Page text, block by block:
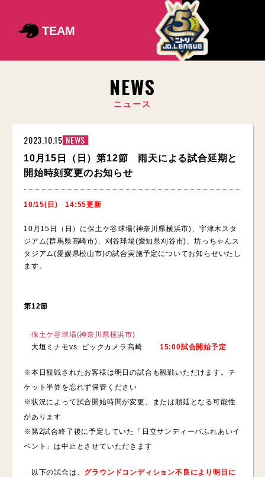
TEAM
NEWS
ニュース
2023.10.15 NEWS
10月15日（日）第12節 雨天による試合延期と
開始時刻変更のお知らせ
10/15(日) 14:55更新
10月15日（日）に保土ケ谷球場(神奈川県横浜市)、宇津木スタ
ジアム(群馬県高崎市)、刈谷球場(愛知県刈谷市)、坊っちゃんス
タジアム(愛媛県松山市)の試合実施予定についてお知らせいたし
ます。
第12節
保土ケ谷球場(神奈川県横浜市)
大垣ミナモvs. ビックカメラ高崎
15:00試合開始予定
※本日観戦されたお客様は明日の試合も観戦いただけます。チ
ケット半券を忘れず保管ください
※状況によって試合開始時間が変更、または順延となる可能性
があります
※第2試合終了後に予定していた「日立サンディーバふれあいイ
ベント」は中止とさせていただきます
以下の試合は、 グラウンドコンディション不良により明日に